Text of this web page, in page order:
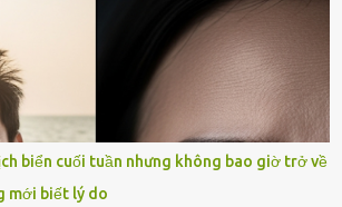
ấy. Nhưng cuộc sống không cho phép tôi mãi
Họ hàng, bạn bè và những người thân
tôi tổ chức tang lễ chu toàn. Và hôm nay là
vợ, 49 ngày sau khi cô ấy rời xa tôi mãi
sau khi cúng cơm xong, tôi quyết định lên
Mọi thứ vẫn như mọi ngày, nhưng có điều gì
thể giải thích được. Trong khoảnh khắc tôi
hương, một luồng gió lạ thoáng qua, khiến
biển cuối tuần nhưng không bao giờ trở về
mới biết lý do